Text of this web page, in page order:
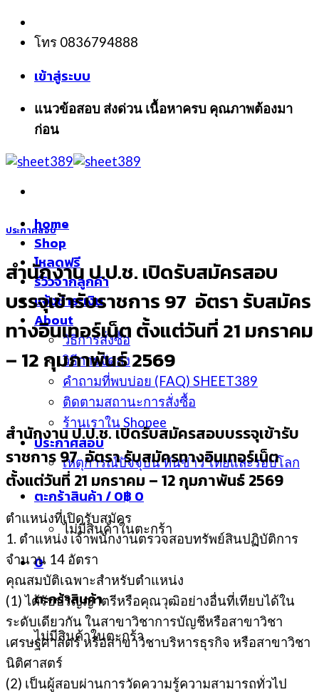
Skip
content
โทร 0836794888
เข้าสู่ระบบ
แนวข้อสอบ ส่งด่วน เนื้อหาครบ คุณภาพต้องมา
ก่อน
home
Shop
โหลดฟรี
รีวิวจากลูกค้า
แจ้งชำระเงิน
About
วิธีการสั่งซื้อ
วิธีการจัดส่ง
คำถามที่พบบ่อย (FAQ) SHEET389
ติดตามสถานะการสั่งซื้อ
ร้านเราใน Shopee
ประกาศสอบ
เหตุการณ์ปัจจุบัน ทันข่าว ไทยและรอบโลก
ตะกร้าสินค้า /0฿ 0
ไม่มีสินค้าในตะกร้า
0
ตะกร้าสินค้า
ไม่มีสินค้าในตะกร้า
ประกาศสอบ
สำนักงาน ป.ป.ช. เปิดรับสมัครสอบ
บรรจุเข้ารับราชการ 97 อัตรา รับสมัคร
ทางอินเทอร์เน็ต ตั้งแต่วันที่ 21 มกราคม
– 12 กุมภาพันธ์ 2569
สำนักงาน ป.ป.ช. เปิดรับสมัครสอบบรรจุเข้ารับ
ราชการ 97 อัตรา รับสมัครทางอินเทอร์เน็ต
ตั้งแต่วันที่ 21 มกราคม – 12 กุมภาพันธ์ 2569
ตำแหน่งที่เปิดรับสมัคร
1. ตำแหน่ง เจ้าพนักงานตรวจสอบทรัพย์สินปฏิบัติการ
จำนวน 14 อัตรา
คุณสมบัติเฉพาะสำหรับตำแหน่ง
(1) ได้รับปริญญาตรีหรือคุณวุฒิอย่างอื่นที่เทียบได้ใน
ระดับเดียวกัน ในสาขาวิชาการบัญชีหรือสาขาวิชา
เศรษฐศาสตร์ หรือสาขาวิชาบริหารธุรกิจ หรือสาขาวิชา
นิติศาสตร์
(2) เป็นผู้สอบผ่านการวัดความรู้ความสามารถทั่วไป